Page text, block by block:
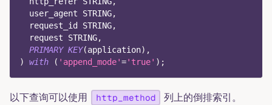
  user_agent STRING
,
  request_id STRING
,
  request STRING
,
PRIMARY KEY(application) ,
)
with ( 'append_mode'='true' ) ;
以下查询可以使用 http_method 列上的倒排索引。